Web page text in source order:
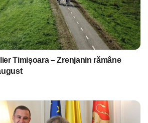
Timișoara – Zrenjanin rămâne